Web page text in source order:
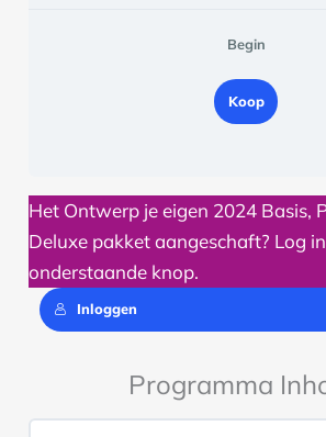
Begin
Koop
Het Ontwerp je eigen 2024 Basis,
Deluxe pakket aangeschaft? Log
onderstaande knop.
Inloggen
Programma